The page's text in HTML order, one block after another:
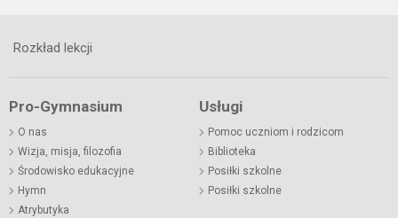
Rozkład lekcji
Pro-Gymnasium
O nas
Wizja, misja, filozofia
Środowisko edukacyjne
Hymn
Atrybutyka
Usługi
Pomoc uczniom i rodzicom
Biblioteka
Posiłki szkolne
Posiłki szkolne